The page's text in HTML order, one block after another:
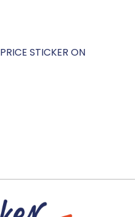
STICKER ON